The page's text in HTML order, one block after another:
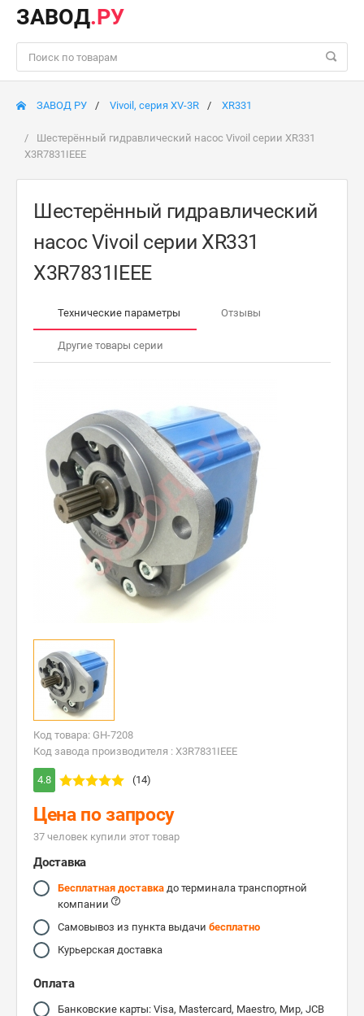
ЗАВОД.РУ
ЗАВОД РУ Vivoil, серия XV-3R XR331
Шестерённый гидравлический насос Vivoil серии XR331
X3R7831IEEE
Шестерённый гидравлический
насос Vivoil серии XR331
X3R7831IEEE
Технические параметры Отзывы
Другие товары серии
Код товара: GH-7208
Код завода производителя : X3R7831IEEE
4.8 (14)
Цена по запросу
37 человек купили этот товар
Доставка
Бесплатная доставка до терминала транспортной
компании
Самовывоз из пункта выдачи бесплатно
Курьерская доставка
Оплата
Банковские карты: Visa, Mastercard, Maestro, Мир, JCB